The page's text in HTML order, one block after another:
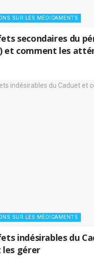
SUR LES MÉDICAMENTS
secondaires du
et comment les
SUR LES MÉDICAMENTS
indésirables du
les gérer